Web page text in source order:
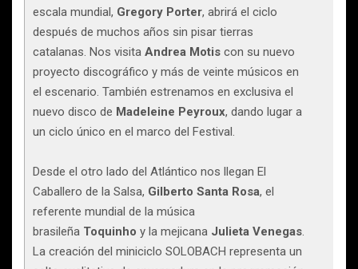
escala mundial, Gregory Porter, abrirá el ciclo
después de muchos años sin pisar tierras
catalanas. Nos visita Andrea Motis con su nuevo
proyecto discográfico y más de veinte músicos en
el escenario. También estrenamos en exclusiva el
nuevo disco de Madeleine Peyroux, dando lugar a
un ciclo único en el marco del Festival.
Desde el otro lado del Atlántico nos llegan El
Caballero de la Salsa, Gilberto Santa Rosa, el
referente mundial de la música
brasileña Toquinho y la mejicana Julieta Venegas.
La creación del miniciclo SOLOBACH representa un